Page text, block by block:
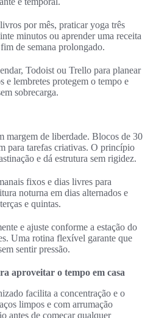
por mês, praticar yoga três
minutos ou aprender uma receita
de semana prolongado.
Todoist ou Trello para planear
e lembretes protegem o tempo e
sobrecarga.
margem de liberdade. Blocos de 30
para tarefas criativas. O princípio
e dá estrutura sem rigidez.
fixos e dias livres para
noturna em dias alternados e
e quintas.
e ajuste conforme a estação do
Uma rotina flexível garante que
sentir pressão.
aproveitar o tempo em casa
facilita a concentração e o
limpos e com arrumação
antes de começar qualquer